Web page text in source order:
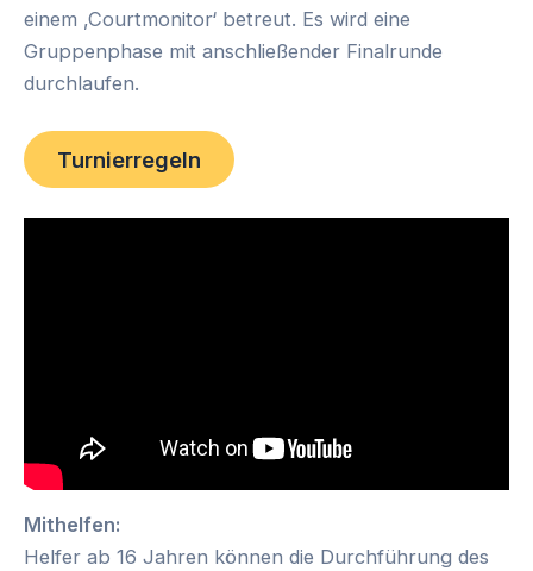
einem ‚Courtmonitor‘ betreut. Es wird eine
Gruppenphase mit anschließender Finalrunde
durchlaufen.
Turnierregeln
Mithelfen:
Helfer ab 16 Jahren können die Durchführung des